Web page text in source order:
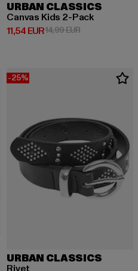
EUR
URBAN CLASSICS
Canvas Kids 2-Pack
11,54 EUR
Derzeitiger Preis: 11,54 EUR
14,99 EURAktionspreis:
EUR
-25%
URBAN CLASSICS